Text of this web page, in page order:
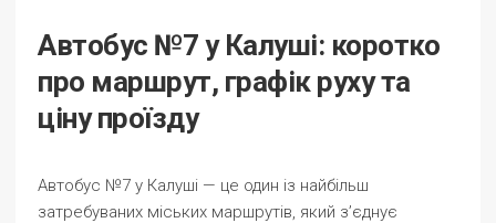
Автобус №7 у Калуші: коротко
про маршрут, графік руху та
ціну проїзду
Автобус №7 у Калуші — це один із найбільш
затребуваних міських маршрутів, який з’єднує